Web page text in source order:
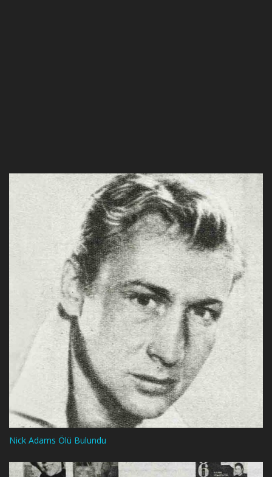
Nick Adams Ölü Bulundu